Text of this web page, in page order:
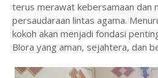
terus merawat kebersamaan dan
persaudaraan lintas agama.
kokoh akan menjadi fondasi
Blora yang aman, sejahtera, dan